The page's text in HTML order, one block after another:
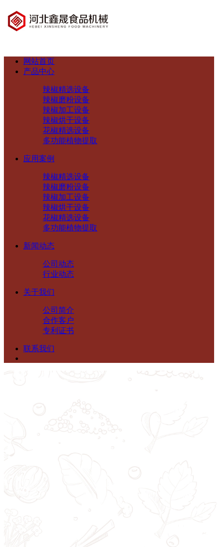
网站首页
产品中心
辣椒精选设备
辣椒磨粉设备
辣椒加工设备
辣椒烘干设备
花椒精选设备
多功能植物提取
应用案例
辣椒精选设备
辣椒磨粉设备
辣椒加工设备
辣椒烘干设备
花椒精选设备
多功能植物提取
新闻动态
公司动态
行业动态
关于我们
公司简介
合作客户
专利证书
联系我们